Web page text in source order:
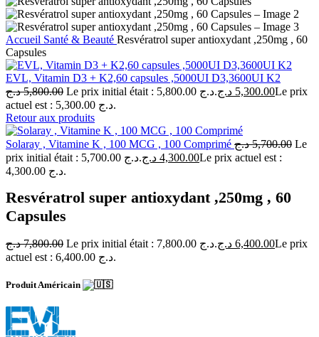
Accueil Santé & Beauté Resvératrol super antioxydant ,250mg , 60
Capsules
EVL, Vitamin D3 + K2,60 capsules ,5000UI D3,3600UI K2
5,800.00 د.ج Le prix initial était : 5,800.00 د.ج. 5,300.00 د.ج
Le prix
actuel est : 5,300.00 د.ج.
Retour aux produits
Solaray , Vitamine K , 100 MCG , 100 Comprimé 5,700.00 د.ج
Le
prix initial était : 5,700.00 د.ج.
4,300.00 د.ج
Le prix actuel est :
4,300.00 د.ج.
Resvératrol super antioxydant ,250mg , 60
Capsules
7,800.00 د.ج Le prix initial était : 7,800.00 د.ج. 6,400.00 د.ج
Le prix
actuel est : 6,400.00 د.ج.
Produit Américain